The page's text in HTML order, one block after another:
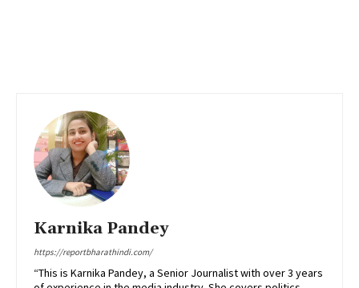
Karnika Pandey
https://reportbharathindi.com/
“This is Karnika Pandey, a Senior Journalist with over 3 years